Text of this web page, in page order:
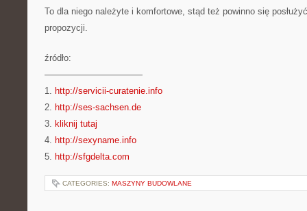
To dla niego należyte i komfortowe, stąd też powinno się
propozycji.
źródło:
———————————
1. http://servicii-curatenie.info
2. http://ses-sachsen.de
3. kliknij tutaj
4. http://sexyname.info
5. http://sfgdelta.com
CATEGORIES: MASZYNY BUDOWLANE